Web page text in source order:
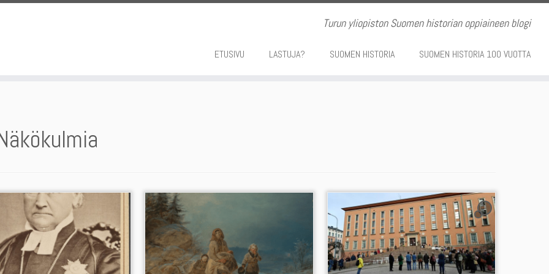
Turun yliopiston Suomen historian oppiaineen blogi
ETUSIVU LASTUJA? SUOMEN HISTORIA SUOMEN HISTORIA 100 VUOTTA
1